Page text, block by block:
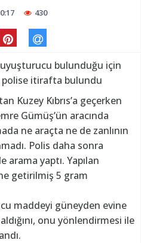
430
uyuşturucu bulunduğu için
itirafta bulundu
Kuzey Kıbrıs’a geçerken
Gümüş’ün aracında
ne araçta ne de zanlının
Polis daha sonra
arama yaptı. Yapılan
getirilmiş 5 gram
maddeyi güneyden evine
onu yönlendirmesi ile